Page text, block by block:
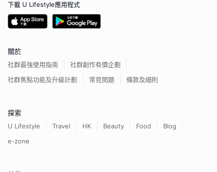
下載 U Lifestyle應用程式
關於
社群最強使用指南
社群創作有價企劃
社群焦點功能及升級計劃
常見問題 條款及細則
探索
U Lifestyle Travel HK Beauty Food
Blog
e-zone